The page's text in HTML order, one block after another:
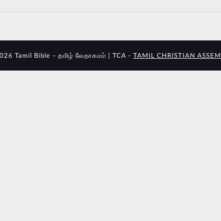
Tamil Bible – தமிழ் வேதாகமம் | TCA - TAMIL CHRISTIAN